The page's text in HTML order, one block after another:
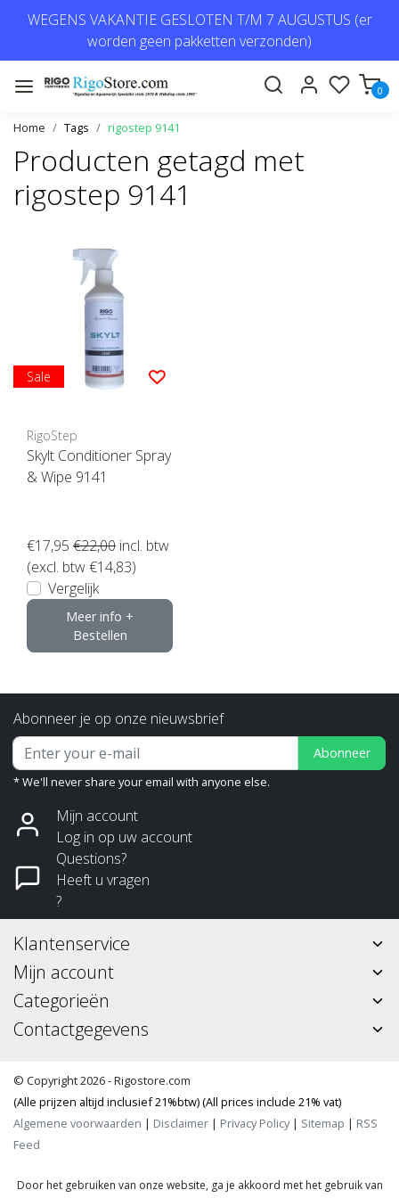
WEGENS VAKANTIE GESLOTEN T/M 7 AUGUSTUS (er
worden geen pakketten verzonden)
0
Home Tags rigostep 9141
Producten getagd met
rigostep 9141
Sale
RigoStep
Skylt Conditioner Spray
& Wipe 9141
€17,95 €22,00 incl. btw
(excl. btw €14,83)
Vergelijk
Meer info +
Bestellen
Abonneer je op onze nieuwsbrief
Abonneer
* We'll never share your email with anyone else.
Mijn account
Log in op uw account
Questions?
Heeft u vragen
?
Klantenservice
Mijn account
Categorieën
Contactgegevens
© Copyright 2026 - Rigostore.com
(Alle prijzen altijd inclusief 21%btw) (All prices include 21% vat)
Algemene voorwaarden | Disclaimer | Privacy Policy| Sitemap | RSS
Feed
Door het gebruiken van onze website, ga je akkoord met het gebruik van